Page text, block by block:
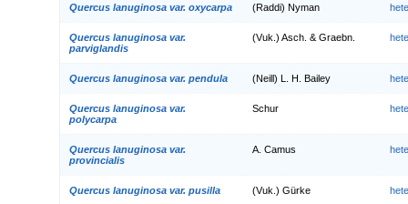
Quercus lanuginosa var. oxycarpa (Raddi) Nyman
Quercus lanuginosa var.
parviglandis
(Vuk.) Asch. & Graebn.
Quercus lanuginosa var. pendula (Neill) L. H. Bailey
Quercus lanuginosa var.
polycarpa
Schur
Quercus lanuginosa var.
provincialis
A. Camus
Quercus lanuginosa var. pusilla (Vuk.) Gürke